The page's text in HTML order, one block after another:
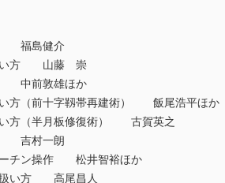
福島健介
い方 山藤 崇
中前敦雄ほか
方（前十字靱帯再建術） 飯尾浩平ほか
方（半月板修復術） 古賀英之
吉村一朗
ーチン操作 松井智裕ほか
扱い方 高尾昌人